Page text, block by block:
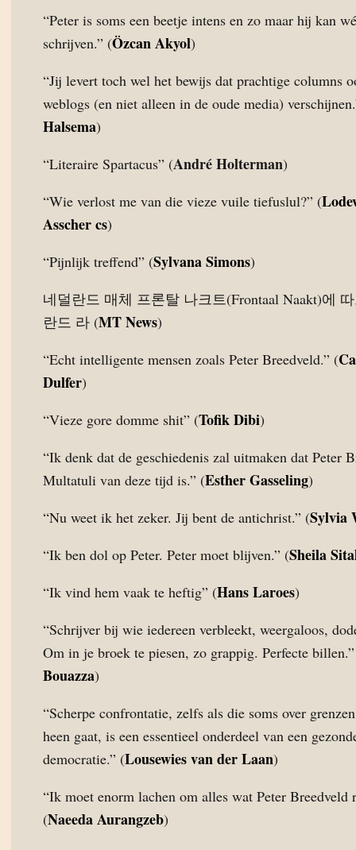
“Peter is soms een beetje intens en zo maar hij kan
schrijven.” (Özcan Akyol)
“Jij levert toch wel het bewijs dat prachtige columns
weblogs (en niet alleen in de oude media)
Halsema)
“Literaire Spartacus” (André Holterman)
“Wie verlost me van die vieze vuile tiefuslul?” (
Asscher cs)
“Pijnlijk treffend” (Sylvana Simons)
네덜란드 매체 프론탈 나크트(Frontaal Naakt)에
란드 라 (MT News)
“Echt intelligente mensen zoals Peter Breedveld.” (
Dulfer)
“Vieze gore domme shit” (Tofik Dibi)
“Ik denk dat de geschiedenis zal uitmaken dat Peter
Multatuli van deze tijd is.” (Esther Gasseling)
“Nu weet ik het zeker. Jij bent de antichrist.” (Sylvia
“Ik ben dol op Peter. Peter moet blijven.” (Sheila
“Ik vind hem vaak te heftig” (Hans Laroes)
“Schrijver bij wie iedereen verbleekt, weergaloos,
Om in je broek te piesen, zo grappig. Perfecte
Bouazza)
“Scherpe confrontatie, zelfs als die soms over
heen gaat, is een essentieel onderdeel van een
democratie.” (Lousewies van der Laan)
“Ik moet enorm lachen om alles wat Peter Breedveld
(Naeeda Aurangzeb)